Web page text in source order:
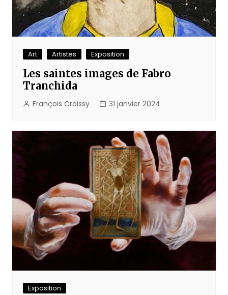
Art Artistes Exposition
Les saintes images de Fabro
Tranchida
François Croissy 31 janvier 2024
Exposition